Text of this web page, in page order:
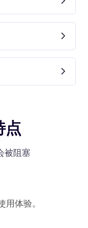
点
被阻塞
体验。